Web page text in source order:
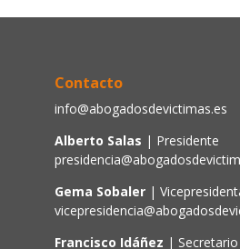
Contacto
info@abogadosdevictimas.es
Alberto Salas | Presidente
Gema Sobaler |
Francisco Idáñez | Secretario